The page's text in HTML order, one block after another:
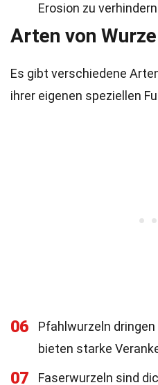
Erosion zu
Arten von
Es gibt verschiedene
ihrer eigenen speziellen
06
Pfahlwurzeln
bieten starke
07 Faserwurzeln sind